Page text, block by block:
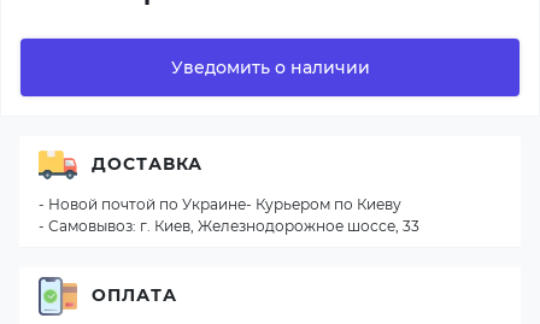
Уведомить о наличии
ДОСТАВКА
- Новой почтой по Украине- Курьером по Киеву
- Самовывоз: г. Киев, Железнодорожное шоссе, 33
ОПЛАТА